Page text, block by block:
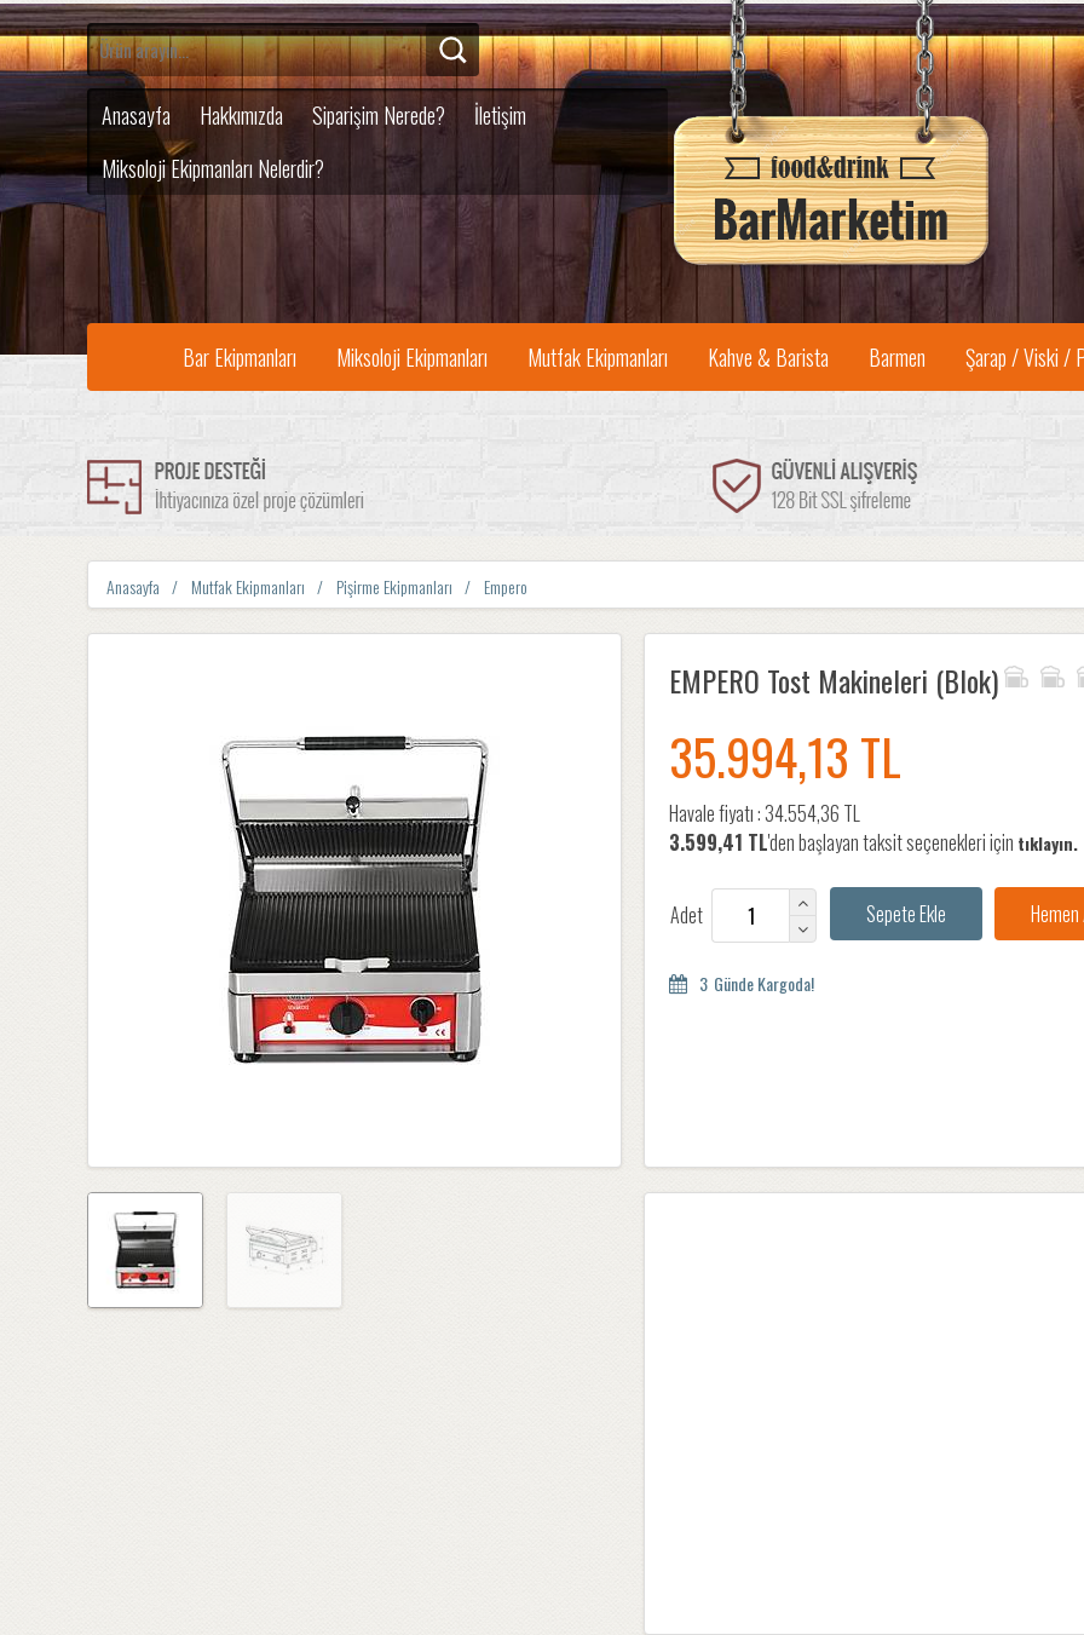
Anasayfa Hakkımızda Siparişim Nerede?
İletişim
Miksoloji Ekipmanları Nelerdir?
Bar Ekipmanları Miksoloji Ekipmanları Mutfak Ekipmanları Kahve & Barista Barmen Şarap / Viski /
Anasayfa Mutfak Ekipmanları Pişirme Ekipmanları Empero
EMPERO Tost Makineleri (Blok)
35.994,13 TL
Havale fiyatı :34.554,36 TL
3.599,41 TL'den başlayan taksit seçenekleri için tıklayın.
Adet
3